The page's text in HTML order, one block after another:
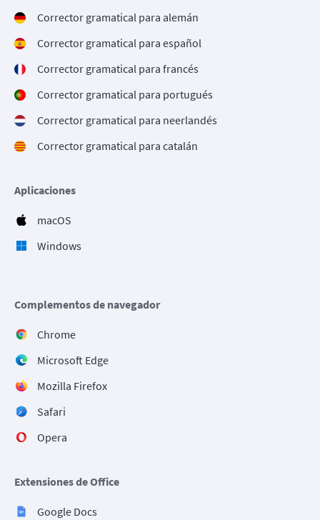
Corrector gramatical para alemán
Corrector gramatical para español
Corrector gramatical para francés
Corrector gramatical para portugués
Corrector gramatical para neerlandés
Corrector gramatical para catalán
Aplicaciones
macOS
Windows
Complementos de navegador
Chrome
Microsoft Edge
Mozilla Firefox
Safari
Opera
Extensiones de Office
Google Docs